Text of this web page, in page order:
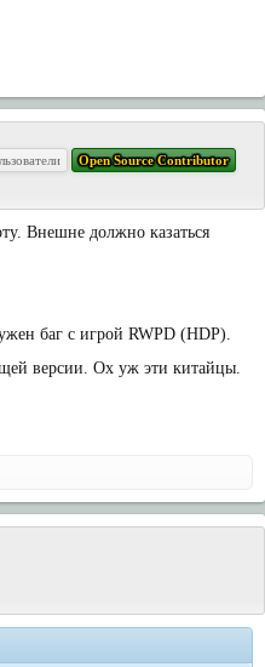
Open Source Contributor
Внешне должно казаться
баг с игрой RWPD (HDP).
версии. Ох уж эти китайцы.